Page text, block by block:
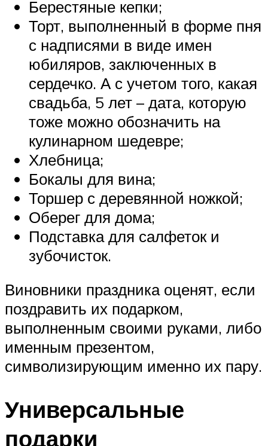
Берестяные кепки;
Торт, выполненный в форме пня
с надписями в виде имен
юбиляров, заключенных в
сердечко. А с учетом того, какая
свадьба, 5 лет – дата, которую
тоже можно обозначить на
кулинарном шедевре;
Хлебница;
Бокалы для вина;
Торшер с деревянной ножкой;
Оберег для дома;
Подставка для салфеток и
зубочисток.
Виновники праздника оценят, если
поздравить их подарком,
выполненным своими руками, либо
именным презентом,
символизирующим именно их пару.
Универсальные
подарки